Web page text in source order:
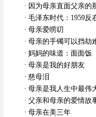
· 因为母亲直面父亲的
· 毛泽东时代：1959反
· 母亲爱唠叨
· 母亲的手镯可以挡劫
· 妈妈的味道：面面饭
· 母亲是我的好朋友
· 慈母泪
· 母亲是我人生中最伟
· 父亲和母亲的爱情故
· 母亲在美三年